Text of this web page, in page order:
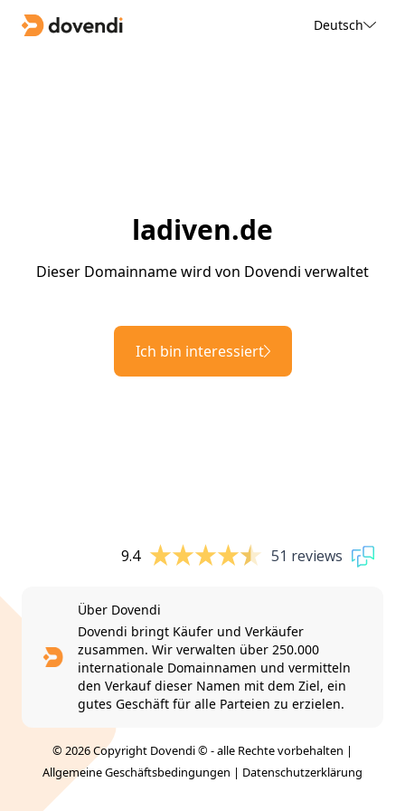
Deutsch
ladiven.de
Dieser Domainname wird von Dovendi verwaltet
Ich bin interessiert
9.4 51 reviews
Über Dovendi
Dovendi bringt Käufer und Verkäufer
zusammen. Wir verwalten über 250.000
internationale Domainnamen und vermitteln
den Verkauf dieser Namen mit dem Ziel, ein
gutes Geschäft für alle Parteien zu erzielen.
© 2026 Copyright Dovendi © - alle Rechte vorbehalten |
Allgemeine Geschäftsbedingungen | Datenschutzerklärung